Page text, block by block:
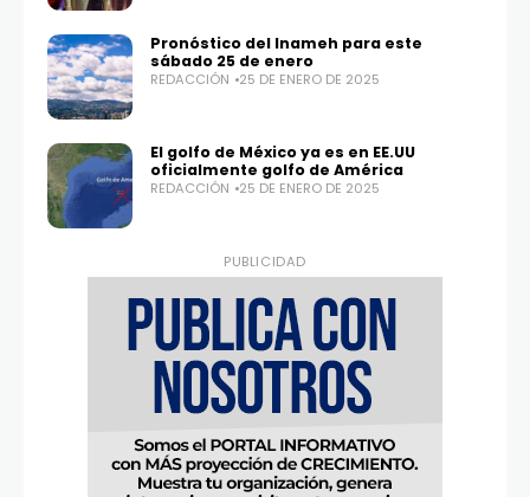
100,0 25,1K
Pronóstico del Inameh para este
sábado 25 de enero
REDACCIÓN 25 DE ENERO DE 2025
El golfo de México ya es en EE.UU
oficialmente golfo de América
REDACCIÓN 25 DE ENERO DE 2025
PUBLICIDAD